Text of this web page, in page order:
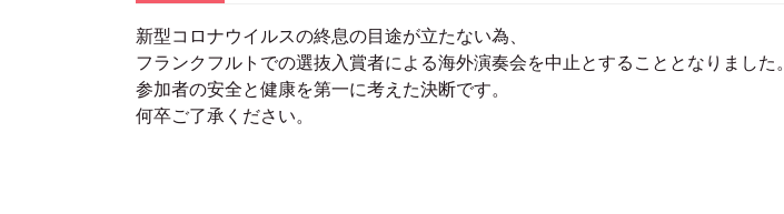
新型コロナウイルスの終息の目途が立たない為、
フランクフルトでの選抜入賞者による海外演奏会を中止とすることとなりました。
参加者の安全と健康を第一に考えた決断です。
何卒ご了承ください。